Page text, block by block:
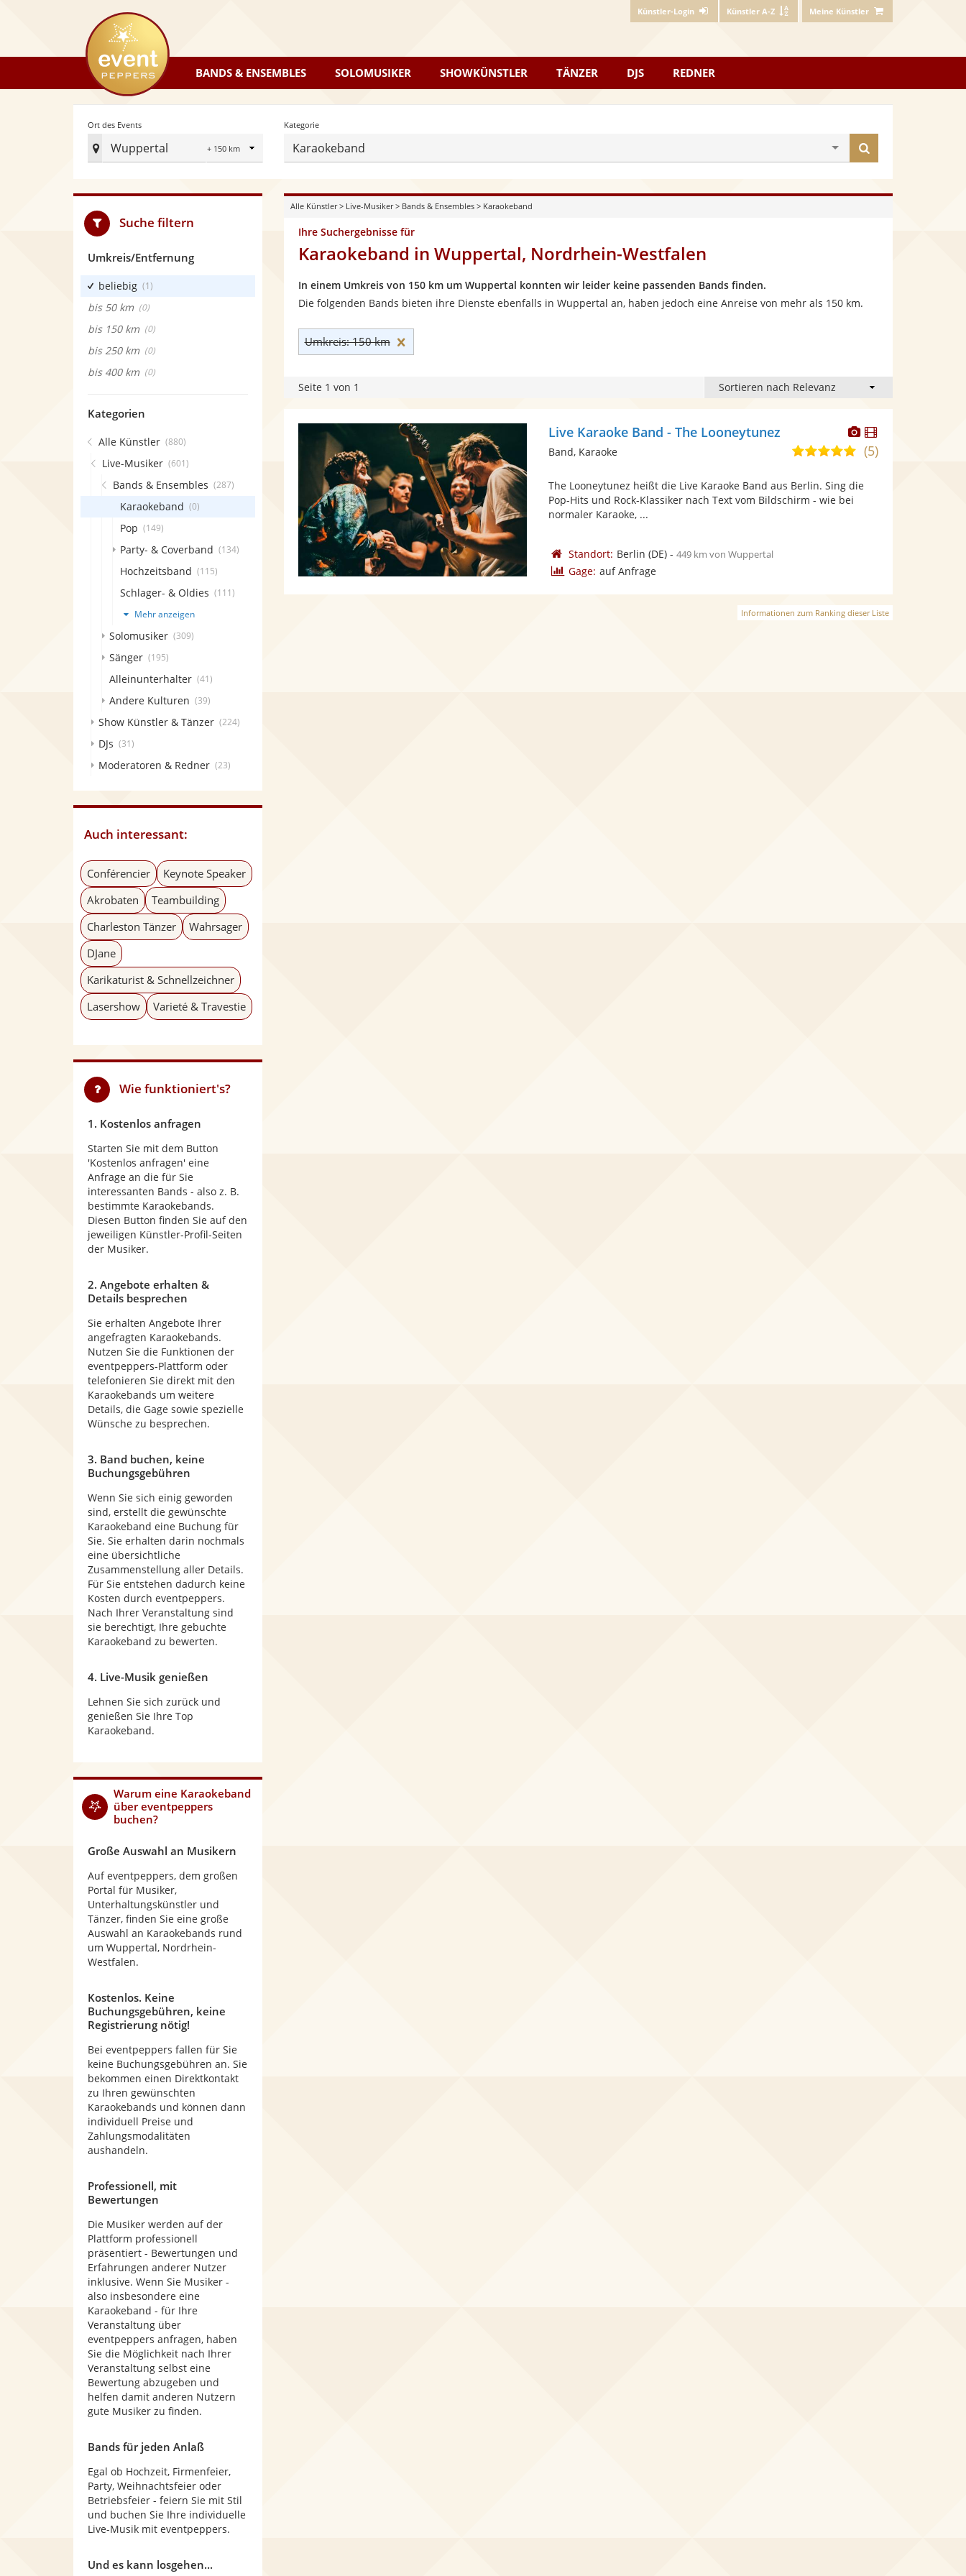
Künstler-Login Künstler A-Z Meine Künstler
eventpeppers
BANDS & ENSEMBLES SOLOMUSIKER SHOWKÜNSTLER TÄNZER DJS REDNER
Ort des Events
Wuppertal
Radius
Ort
Events
festlegen
Kategorie
Karaokeband
finden
Alle Künstler> Live-Musiker> Bands & Ensembles> Karaokeband
Ihre Suchergebnisse für
Karaokeband in Wuppertal, Nordrhein-Westfalen
In einem Umkreis von 150 km um Wuppertal konnten wir leider keine passenden Bands finden.
Die folgenden Bands bieten ihre Dienste ebenfalls in Wuppertal an, haben jedoch eine Anreise von mehr als 150 km.
Umkreis: 150 km
Seite 1 von 1
Dieser
Künstler
stellt
bereit.
Dieser
Künstler
Live Karaoke Band - The Looneytunez
5,0
5
(5)
Band, Karaoke
The Looneytunez heißt die Live Karaoke Band aus Berlin. Sing die
Pop-Hits und Rock-Klassiker nach Text vom Bildschirm - wie bei
normaler Karaoke, ...
Standort: Berlin (DE)- 449 km von Wuppertal
Gage: auf Anfrage
Informationen zum Ranking dieser Liste
Suche filtern
Umkreis/Entfernung
beliebig (1)
bis 50 km (0)
bis 150 km (0)
bis 250 km (0)
bis 400 km (0)
Kategorien
Alle Künstler (880)
Live-Musiker (601)
Bands & Ensembles (287)
Karaokeband (0)
Pop (149)
Party- & Coverband (134)
Hochzeitsband (115)
Schlager- & Oldies (111)
Mehr anzeigen
Solomusiker (309)
Sänger (195)
Alleinunterhalter (41)
Andere Kulturen (39)
Show Künstler & Tänzer (224)
DJs (31)
Moderatoren & Redner (23)
Auch interessant:
Conférencier
Keynote Speaker
Akrobaten
Teambuilding
Charleston Tänzer
Wahrsager
DJane
Karikaturist & Schnellzeichner
Lasershow
Varieté & Travestie
Wie funktioniert's?
1. Kostenlos anfragen
Starten Sie mit dem Button
'Kostenlos anfragen' eine
Anfrage an die für Sie
interessanten Bands - also z. B.
bestimmte Karaokebands.
Diesen Button finden Sie auf den
jeweiligen Künstler-Profil-Seiten
der Musiker.
2. Angebote erhalten &
Details besprechen
Sie erhalten Angebote Ihrer
angefragten Karaokebands.
Nutzen Sie die Funktionen der
eventpeppers-Plattform oder
telefonieren Sie direkt mit den
Karaokebands um weitere
Details, die Gage sowie spezielle
Wünsche zu besprechen.
3. Band buchen, keine
Buchungsgebühren
Wenn Sie sich einig geworden
sind, erstellt die gewünschte
Karaokeband eine Buchung für
Sie. Sie erhalten darin nochmals
eine übersichtliche
Zusammenstellung aller Details.
Für Sie entstehen dadurch keine
Kosten durch eventpeppers.
Nach Ihrer Veranstaltung sind
sie berechtigt, Ihre gebuchte
Karaokeband zu bewerten.
4. Live-Musik genießen
Lehnen Sie sich zurück und
genießen Sie Ihre Top
Karaokeband.
Warum eine Karaokeband
über eventpeppers
buchen?
Große Auswahl an Musikern
Auf eventpeppers, dem großen
Portal für Musiker,
Unterhaltungskünstler und
Tänzer, finden Sie eine große
Auswahl an Karaokebands rund
um Wuppertal, Nordrhein-
Westfalen.
Kostenlos. Keine
Buchungsgebühren, keine
Registrierung nötig!
Bei eventpeppers fallen für Sie
keine Buchungsgebühren an. Sie
bekommen einen Direktkontakt
zu Ihren gewünschten
Karaokebands und können dann
individuell Preise und
Zahlungsmodalitäten
aushandeln.
Professionell, mit
Bewertungen
Die Musiker werden auf der
Plattform professionell
präsentiert - Bewertungen und
Erfahrungen anderer Nutzer
inklusive. Wenn Sie Musiker -
also insbesondere eine
Karaokeband - für Ihre
Veranstaltung über
eventpeppers anfragen, haben
Sie die Möglichkeit nach Ihrer
Veranstaltung selbst eine
Bewertung abzugeben und
helfen damit anderen Nutzern
gute Musiker zu finden.
Bands für jeden Anlaß
Egal ob Hochzeit, Firmenfeier,
Party, Weihnachtsfeier oder
Betriebsfeier - feiern Sie mit Stil
und buchen Sie Ihre individuelle
Live-Musik mit eventpeppers.
Und es kann losgehen...